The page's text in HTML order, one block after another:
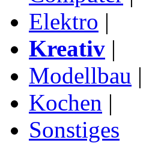
Elektro |
Kreativ |
Modellbau |
Kochen |
Sonstiges